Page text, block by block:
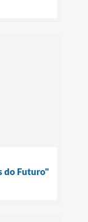
do Futuro"